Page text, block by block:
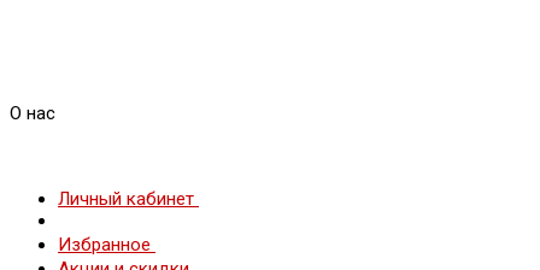
О нас
Личный кабинет
Избранное